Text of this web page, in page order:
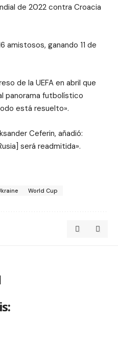
de 2022 contra Croacia
amistosos, ganando 11 de
de la UEFA en abril que
panorama futbolístico
está resuelto».
Ceferin, añadió:
será readmitida».
World Cup